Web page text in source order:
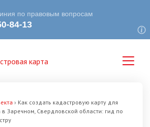
› Как создать кадастровую карту для
в Заречном, Свердловской области: гид по